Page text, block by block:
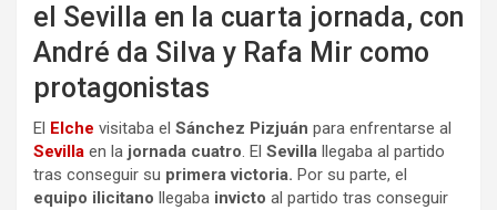
el Sevilla en la cuarta jornada, con
André da Silva y Rafa Mir como
protagonistas
El Elche visitaba el Sánchez Pizjuán para enfrentarse al
Sevilla en la jornada cuatro. El Sevilla llegaba al partido
tras conseguir su primera victoria. Por su parte, el
equipo ilicitano llegaba invicto al partido tras conseguir